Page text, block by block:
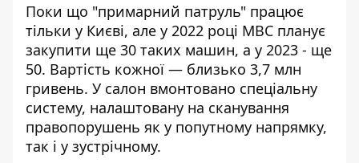
Поки що "примарний патруль" працює
тільки у Києві, але у 2022 році МВС планує
закупити ще 30 таких машин, а у 2023 - ще
50. Вартість кожної — близько 3,7 млн ​​
гривень. У салон вмонтовано спеціальну
систему, налаштовану на сканування
правопорушень як у попутному напрямку,
так і у зустрічному.